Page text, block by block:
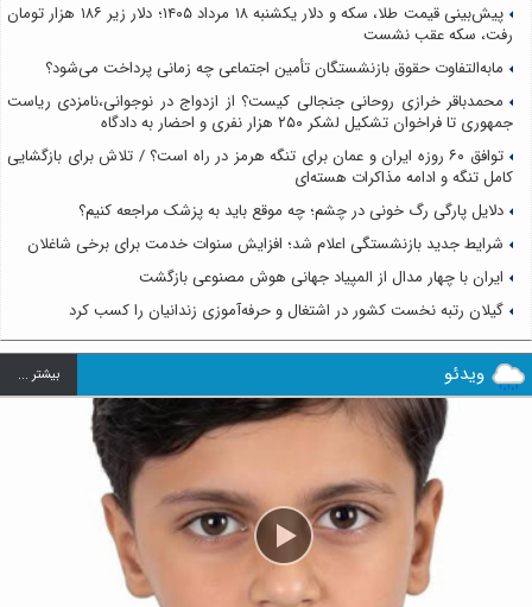
پیش‌بینی قیمت طلا، سکه و دلار یکشنبه ۱۸ مرداد ۱۴۰۵؛ دلار زیر ۱۸۶ هزار تومان
رفت، سکه عقب نشست
مابه‌التفاوت حقوق بازنشستگان تأمین اجتماعی چه زمانی پرداخت می‌شود؟
محمدباقر خرازی روحانی جنجالی کیست؟ از ازدواج در نوجوانی،نامزدی ریاست
جمهوری تا فراخوان تشکیل لشکر ۲۵۰ هزار نفری و احضار به دادگاه
توافق ۶۰ روزه ایران و عمان برای تنگه هرمز در راه است؟ / تلاش برای بازگشایی
کامل تنگه و ادامه مذاکرات هسته‌ای
دلایل پارگی رگ خونی در چشم؛ چه موقع باید به پزشک مراجعه کنیم؟
شرایط جدید بازنشستگی اعلام شد؛ افزایش سنوات خدمت برای برخی شاغلان
ایران با چهار مدال از المپیاد جهانی هوش مصنوعی بازگشت
گیلان رتبه نخست کشور در اشتغال و حرفه‌آموزی زندانیان را کسب کرد
ویدئو بيشتر ...